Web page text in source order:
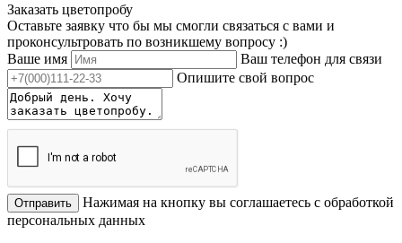
Заказать цветопробу
Оставьте заявку что бы мы смогли связаться с вами и
проконсультровать по возникшему вопросу :)
Ваше имя
Ваш телефон для связи
Опишите свой вопрос
Отправить
Нажимая на кнопку вы соглашаетесь с обработкой
персональных данных